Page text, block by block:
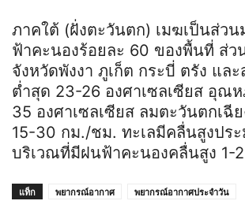
ภาคใต้ (ฝั่งตะวันตก) เมฆเป็นส่ว
ฟ้าคะนองร้อยละ 60 ของพื้นที่ ส่ว
จังหวัดพังงา ภูเก็ต กระบี่ ตรัง แล
ต่ำสุด 23-26 องศาเซลเซียส อุณ
35 องศาเซลเซียส ลมตะวันตกเฉีย
15-30 กม./ชม. ทะเลมีคลื่นสูงปร
บริเวณที่มีฝนฟ้าคะนองคลื่นสูง 1-2
แท็ก พยากรณ์อากาศ พยากรณ์อากาศประจำวัน